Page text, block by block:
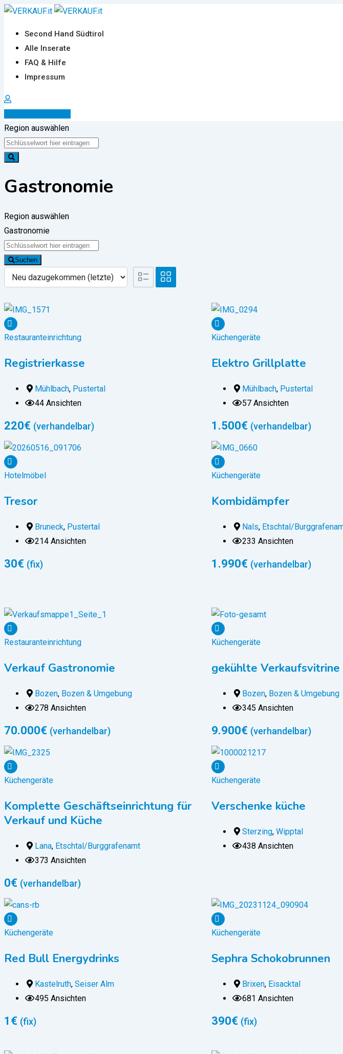
Zum
springen
Second Hand Südtirol
Alle Inserate
FAQ & Hilfe
Impressum
Region auswählen
Gastronomie
Region auswählen
Gastronomie
Suchen
Restauranteinrichtung
Registrierkasse
Mühlbach, Pustertal
44 Ansichten
220€ (verhandelbar)
Küchengeräte
Elektro Grillplatte
Mühlbach, Pustertal
57 Ansichten
1.500€ (verhandelbar)
Hotelmöbel
Tresor
Bruneck, Pustertal
214 Ansichten
30€ (fix)
Küchengeräte
Kombidämpfer
Nals, Etschtal/
233 Ansichten
1.990€ (verhandelbar)
Restauranteinrichtung
Verkauf Gastronomie
Bozen, Bozen & Umgebung
278 Ansichten
70.000€ (verhandelbar)
Küchengeräte
gekühlte Verkaufsvitrine
Bozen, Bozen & Umgebung
345 Ansichten
9.900€ (verhandelbar)
Küchengeräte
Komplette Geschäftseinrichtung für
Verkauf und Küche
Lana, Etschtal/Burggrafenamt
373 Ansichten
0€ (verhandelbar)
Küchengeräte
Verschenke küche
Sterzing, Wipptal
438 Ansichten
Küchengeräte
Red Bull Energydrinks
Kastelruth, Seiser Alm
495 Ansichten
1 € (fix)
Küchengeräte
Sephra Schokobrunnen
Brixen, Eisacktal
681 Ansichten
390€ (fix)